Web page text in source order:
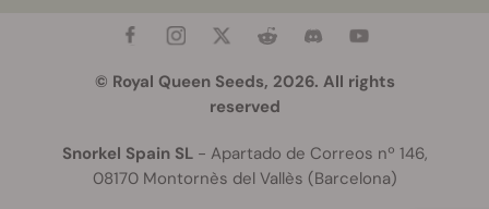
© Royal Queen Seeds, 2026. All rights
reserved
Snorkel Spain SL- Apartado de Correos nº 146,
08170 Montornès del Vallès (Barcelona)